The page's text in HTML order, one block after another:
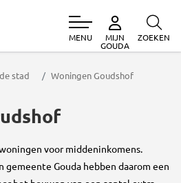
MENU MIJN
GOUDA
ZOEKEN
stad Woningen Goudshof
voor middeninkomens.
gemeente Gouda hebben daarom een